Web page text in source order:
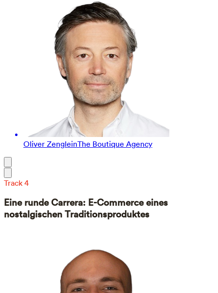
Oliver ZengleinThe Boutique Agency
Track 4
Eine runde Carrera: E-Commerce eines
nostalgischen Traditionsproduktes